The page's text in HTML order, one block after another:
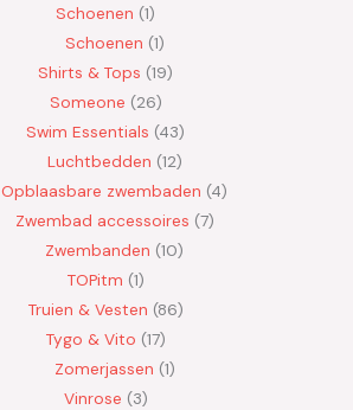
Schoenen 1
Schoenen 1
Shirts & Tops 19
Someone 26
Swim Essentials 43
Luchtbedden 12
Opblaasbare zwembaden 4
Zwembad accessoires 7
Zwembanden 10
TOPitm 1
Truien & Vesten 86
Tygo & Vito 17
Zomerjassen 1
Vinrose 3